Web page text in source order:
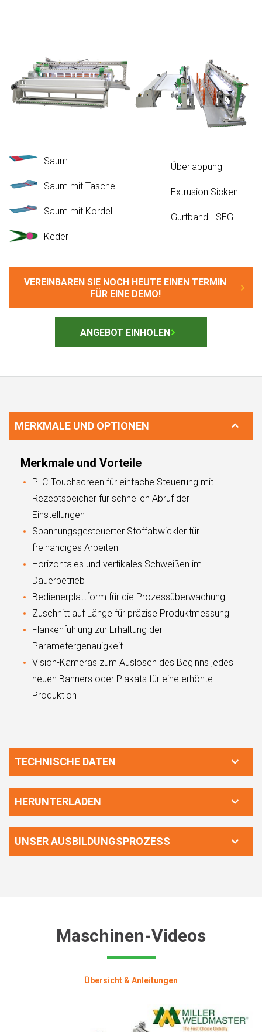
VEREINBAREN SIE NOCH HEUTE EINEN TERMIN
FÜR EINE DEMO!
ANGEBOT EINHOLEN
Saum
Saum mit Tasche
Saum mit Kordel
Keder
Überlappung
Extrusion Sicken
Gurtband - SEG
MERKMALE UND OPTIONEN
Merkmale und Vorteile
PLC-Touchscreen für einfache Steuerung mit
Rezeptspeicher für schnellen Abruf der
Einstellungen
Spannungsgesteuerter Stoffabwickler für
freihändiges Arbeiten
Horizontales und vertikales Schweißen im
Dauerbetrieb
Bedienerplattform für die Prozessüberwachung
Zuschnitt auf Länge für präzise Produktmessung
Flankenfühlung zur Erhaltung der
Parametergenauigkeit
Vision-Kameras zum Auslösen des Beginns jedes
neuen Banners oder Plakats für eine erhöhte
Produktion
TECHNISCHE DATEN
HERUNTERLADEN
UNSER AUSBILDUNGSPROZESS
Maschinen-Videos
Übersicht & Anleitungen